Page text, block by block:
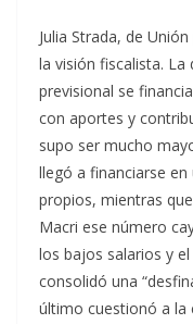
Julia Strada, de
la visión fiscalista.
previsional se
con aportes y
supo ser mucho
llegó a financiarse
propios, mientras
Macri ese número
los bajos salarios y
consolidó una
último cuestionó a la